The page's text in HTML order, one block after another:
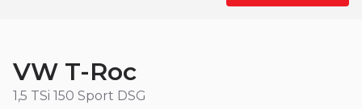
VW T-Roc
1,5 TSi 150 Sport DSG